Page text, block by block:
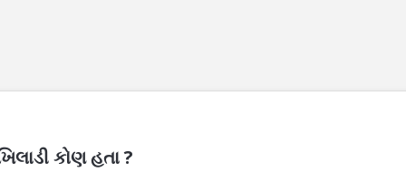
કોણ હતા ?